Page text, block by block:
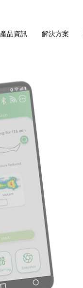
產品資訊 解決方案